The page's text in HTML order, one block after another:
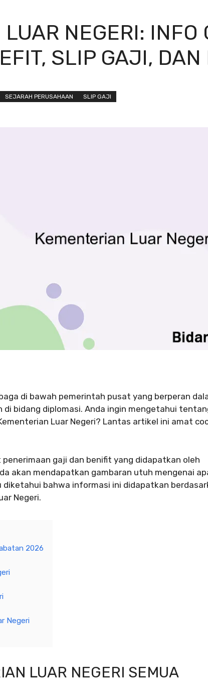
NEGERI:
SLIP GAJI, DAN
SEJARAH PERUSAHAAN SLIP GAJI
di bawah pemerintah pusat yang berperan
di bidang diplomasi. Anda ingin mengetahui
Luar Negeri? Lantas artikel ini amat
gaji dan benifit yang didapatkan oleh
akan mendapatkan gambaran utuh mengenai
diketahui bahwa informasi ini didapatkan
Negeri.
2026
Negeri
LUAR NEGERI SEMUA